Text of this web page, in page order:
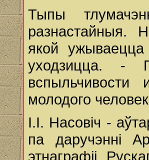
Тыпы
разнастайныя.
якой
уходзицца. -
молодого
І.І. Насовіч -
па даручэнні
этнаграфіі